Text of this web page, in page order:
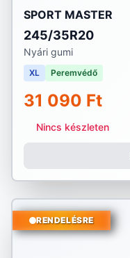
SPORT MASTER
245/35R20
Nyári gumi
XL Peremvédő
31 090 Ft
Nincs készleten
RENDELÉSRE